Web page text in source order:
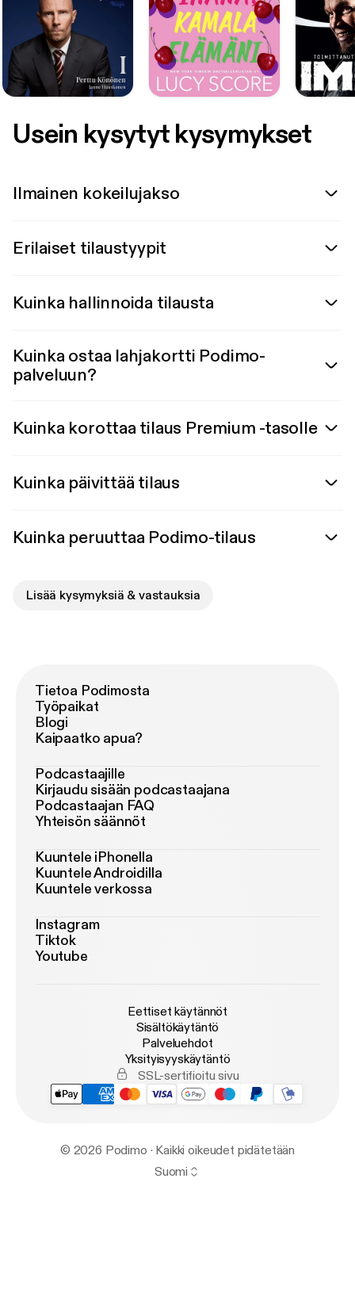
Usein kysytyt kysymykset
Ilmainen kokeilujakso
Erilaiset tilaustyypit
Kuinka hallinnoida tilausta
Kuinka ostaa lahjakortti Podimo-
palveluun?
Kuinka korottaa tilaus Premium -tasolle
Kuinka päivittää tilaus
Kuinka peruuttaa Podimo-tilaus
Lisää kysymyksiä & vastauksia
Tietoa Podimosta
Työpaikat
Blogi
Kaipaatko apua?
Podcastaajille
Kirjaudu sisään podcastaajana
Podcastaajan FAQ
Yhteisön säännöt
Kuuntele iPhonella
Kuuntele Androidilla
Kuuntele verkossa
Instagram
Tiktok
Youtube
Eettiset käytännöt
Sisältökäytäntö
Palveluehdot
Yksityisyyskäytäntö
SSL-sertifioitu sivu
© 2026 Podimo · Kaikki oikeudet pidätetään
Suomi